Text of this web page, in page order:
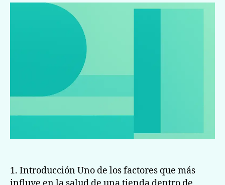
Entrada
1. Introducción Uno de los factores que más